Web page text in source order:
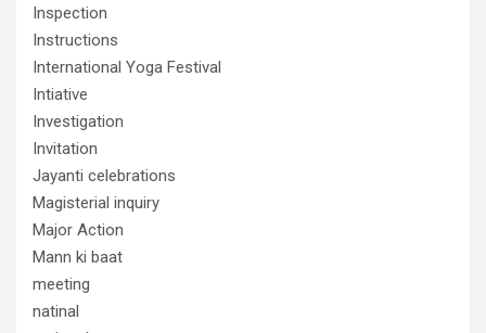
Inspection
Instructions
International Yoga Festival
Intiative
Investigation
Invitation
Jayanti celebrations
Magisterial inquiry
Major Action
Mann ki baat
meeting
natinal